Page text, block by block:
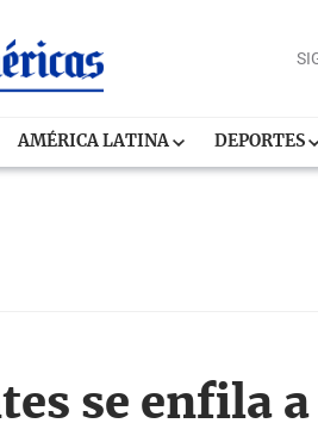
AMÉRICA LATINA DEPORTES
se enfila